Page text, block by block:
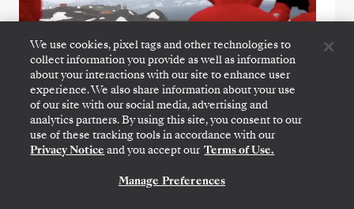
Antarctica Fly Cruise
auf Abenteuer zu verzichten.
We use cookies, pixel tags and other technologies to
collect information you provide as well as information
about your interactions with our site to enhance user
experience. We also share information about your use
of our site with our social media, advertising and
analytics partners. By using this site, you consent to our
use of these tracking tools in accordance with our
Privacy Notice and you accept our Terms of Use.
Manage Preferences